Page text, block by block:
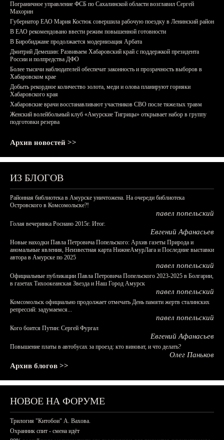
Пограничное управление ФСБ по Сахалинской области возглавил Сергей
Махорин
Губернатор ЕАО Мария Костюк совершила рабочую поездку в Ленинский район
В ЕАО рекомендовано ввести режим повышенной готовности
В Биробиджане продолжается модернизация Арбата
Дмитрий Демешин: Развиваем Хабаровский край с поддержкой президента
России и полпредства ДФО
Более тысячи наблюдателей обеспечат законность и прозрачность выборов в
Хабаровском крае
Добыть рекордное количество золота, меди и олова планируют горняки
Хабаровского края
Хабаровские врачи восстанавливают участников СВО после тяжелых травм
Женский волейбольный клуб «Амурские Тигрицы» открывает набор в группу
подготовки резерва
Архив новостей >>
ИЗ БЛОГОВ
Районная библиотека в Амурске уничтожена. На очереди библиотека
Островского в Комсомольске?!
павел попельский
Голая вечеринка Роснано 2015г. Итог.
Евгений Афанасьев
Новые находки Павла Петровича Попельского: Архив газеты Природа и
аномальные явления, Неизвестная карта НижнеАмурЛага и Последние выставки
автора в Амурске по 2025
павел попельский
Официальные публикации Павла Петровича Попельского 2023-2025 в Болгарии,
в газетах Тихоокеанская Звезда и Наш Город Амурск
павел попельский
Комсомольск официально продолжает отмечать День памяти жертв сталинских
репрессий: задумаемся...
павел попельский
Кого боится Путин: Сергей Фургал
Евгений Афанасьев
Повышение платы в автобусах за проезд: кто виноват, и что делать?
Олег Паньков
Архив блогов >>
НОВОЕ НА ФОРУМЕ
Трилогия "Китобои" А. Вахова.
Охранник спит - смена идёт